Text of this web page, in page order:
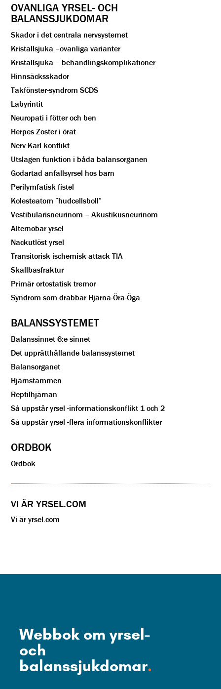
OVANLIGA YRSEL- OCH
BALANSSJUKDOMAR
Skador i det centrala nervsystemet
Kristallsjuka –ovanliga varianter
Kristallsjuka – behandlingskomplikationer
Hinnsäcksskador
Takfönster-syndrom SCDS
Labyrintit
Neuropati i fötter och ben
Herpes Zoster i örat
Nerv-Kärl konflikt
Utslagen funktion i båda balansorganen
Godartad anfallsyrsel hos barn
Perilymfatisk fistel
Kolesteatom ”hudcellsboll”
Vestibularisneurinom – Akustikusneurinom
Alternobar yrsel
Nackutlöst yrsel
Transitorisk ischemisk attack TIA
Skallbasfraktur
Primär ortostatisk tremor
Syndrom som drabbar Hjärna-Öra-Öga
BALANSSYSTEMET
Balanssinnet 6:e sinnet
Det upprätthållande balanssystemet
Balansorganet
Hjärnstammen
Reptilhjärnan
Så uppstår yrsel -informationskonflikt 1 och 2
Så uppstår yrsel -flera informationskonflikter
ORDBOK
Ordbok
VI ÄR YRSEL.COM
Vi är yrsel.com
Webbok om yrsel-
och
balanssjukdomar.